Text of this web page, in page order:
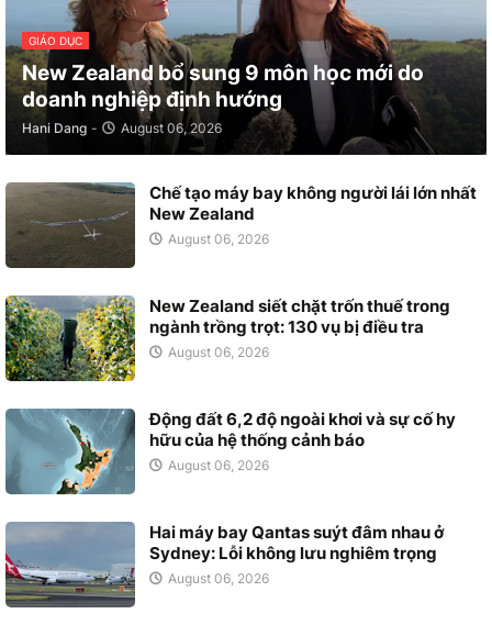
GIÁO DỤC
New Zealand bổ sung 9 môn học mới do
doanh nghiệp định hướng
Hani Dang - August 06, 2026
Chế tạo máy bay không người lái lớn nhất
New Zealand
August 06, 2026
New Zealand siết chặt trốn thuế trong
ngành trồng trọt: 130 vụ bị điều tra
August 06, 2026
Động đất 6,2 độ ngoài khơi và sự cố hy
hữu của hệ thống cảnh báo
August 06, 2026
Hai máy bay Qantas suýt đâm nhau ở
Sydney: Lỗi không lưu nghiêm trọng
August 06, 2026